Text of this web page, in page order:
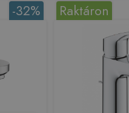
-32% Raktáron